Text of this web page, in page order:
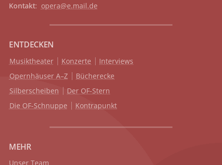
Kontakt: opera@e.mail.de
ENTDECKEN
Musiktheater Konzerte
Interviews
Opernhäuser A–Z
Bücherecke
Silberscheiben
Der OF-Stern
Die OF-Schnuppe
Kontrapunkt
MEHR
Unser Team